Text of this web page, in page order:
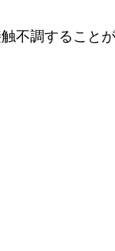
不調すること